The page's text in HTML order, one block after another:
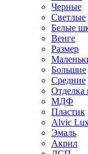
Черные
Светлые
Белые
Венге
Размер
Большие
Средние
Отделка
МДФ
Пластик
Alvic
Эмаль
Акрил